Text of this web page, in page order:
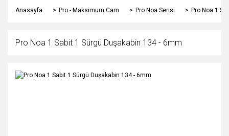
Anasayfa Pro - Maksimum Cam Pro Noa Serisi Pro Noa 1
Pro Noa 1 Sabit 1 Sürgü Duşakabin 134 - 6mm